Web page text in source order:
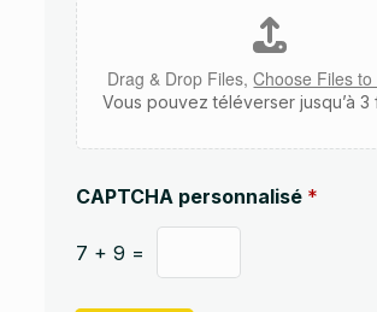
o
u
Drag & Drop Files,Choose Files to
Vous pouvez téléverser jusqu’à 3
CAPTCHA personnalisé *
7 + 9 =